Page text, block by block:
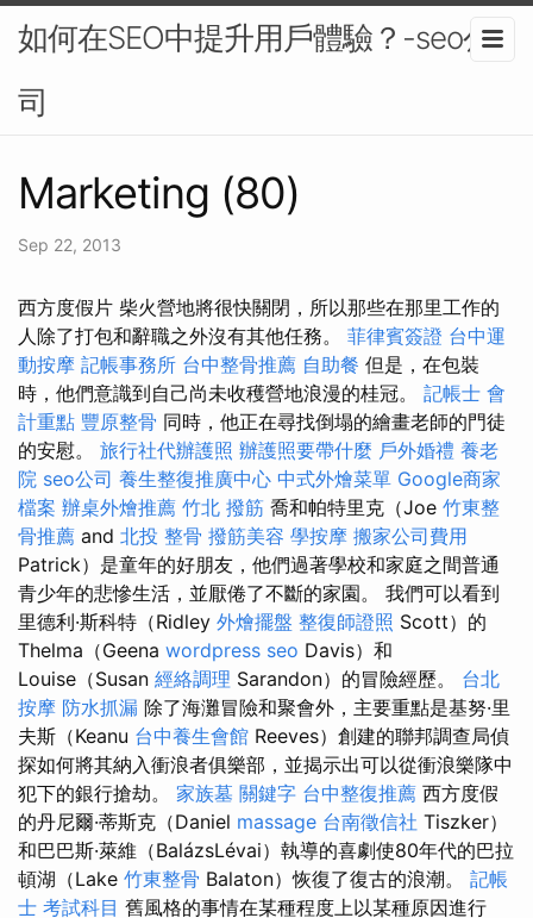
如何在SEO中提升用戶體驗？-seo公
司
Marketing (80)
Sep 22, 2013
西方度假片 柴火營地將很快關閉，所以那些在那里工作的
人除了打包和辭職之外沒有其他任務。 菲律賓簽證 台中運
動按摩 記帳事務所 台中整骨推薦 自助餐 但是，在包裝
時，他們意識到自己尚未收穫營地浪漫的桂冠。 記帳士 會
計重點 豐原整骨 同時，他正在尋找倒塌的繪畫老師的門徒
的安慰。 旅行社代辦護照 辦護照要帶什麼 戶外婚禮 養老
院 seo公司 養生整復推廣中心 中式外燴菜單 Google商家
檔案 辦桌外燴推薦 竹北 撥筋 喬和帕特里克（Joe 竹東整
骨推薦 and 北投 整骨 撥筋美容 學按摩 搬家公司費用
Patrick）是童年的好朋友，他們過著學校和家庭之間普通
青少年的悲慘生活，並厭倦了不斷的家園。 我們可以看到
里德利·斯科特（Ridley 外燴擺盤 整復師證照 Scott）的
Thelma（Geena wordpress seo Davis）和
Louise（Susan 經絡調理 Sarandon）的冒險經歷。 台北
按摩 防水抓漏 除了海灘冒險和聚會外，主要重點是基努·里
夫斯（Keanu 台中養生會館 Reeves）創建的聯邦調查局偵
探如何將其納入衝浪者俱樂部，並揭示出可以從衝浪樂隊中
犯下的銀行搶劫。 家族墓 關鍵字 台中整復推薦 西方度假
的丹尼爾·蒂斯克（Daniel massage 台南徵信社 Tiszker）
和巴巴斯·萊維（BalázsLévai）執導的喜劇使80年代的巴拉
頓湖（Lake 竹東整骨 Balaton）恢復了復古的浪潮。 記帳
士 考試科目 舊風格的事情在某種程度上以某種原因進行